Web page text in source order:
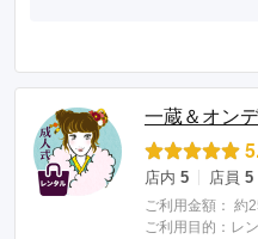
一蔵＆オン
店内 5 店員 5
ご利用金額： 約
ご利用目的： レ